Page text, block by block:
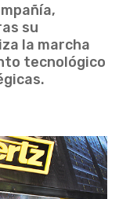
su
la marcha
tecnológico